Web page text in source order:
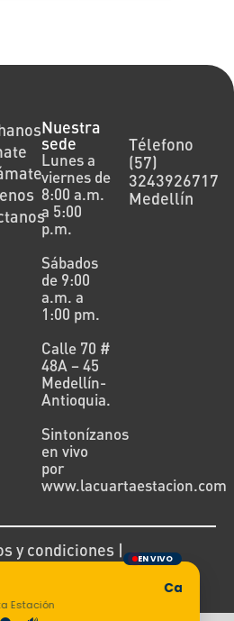
EN VIVO
Estación
Nuestra
sede
Lunes a
viernes de
8:00 a.m.
a 5:00
p.m.
Sábados
de 9:00
a.m. a
1:00 pm.
Calle 70 #
48A – 45
Medellín-
Antioquia.
Sintonízanos
en vivo
por
www.lacuartaestacion.com
Télefono
(57)
3243926717
Medellín
y condiciones |
y reembolsos